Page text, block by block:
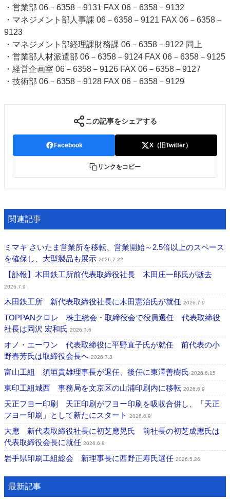
特集・デジタル印刷 ～ 新成長軌道を描く
発刊案内
JFPI印刷用語集 印刷機材年鑑
運営
会社案内
購読・購入申し込み
サイトポリシー
・営業部 06－6358－9131 FAX 06－6358－9132
・マネジメント部人事課 06－6358－9121 FAX 06－6358－
9123
・マネジメント部経理課財務課 06－6358－9122 同上
・営業部人材派遣部 06－6358－9124 FAX 06－6358－9125
・経営企画室 06－6358－9126 FAX 06－6358－9127
・技術部 06－6358－9128 FAX 06－6358－9129
この記事をシェアする
Facebook X（旧Twitter）
リンクをコピー
関連記事
ミマキ さいたま営業所を移転、営業開始～2.5倍以上のスペース
を確保し、大型製品も展示 2026.7.22
【訃報】木田鉄工所前代表取締役社長 木田庄一郎氏が逝去
2026.7.9
木田鉄工所 新代表取締役社長に木田憲治氏が就任 2026.7.9
TOPPANクロレ 株主総会・取締役会で役員選任 代表取締役
社長は岡沢 宏和氏 2026.7.6
オノ・エーワン 代表取締役に平野直子氏が就任 前代表の小
野春芳氏は取締役会長へ 2026.7.3
富山工組 須垣貴雄理事長が退任、後任に東澤善樹氏 2026.6.15
東印工組城西 事務局を文京区の山浦印刷内に移転 2026.6.9
天正フヨー印刷 天正印刷がフヨー印刷を吸収合併し、「天正
フヨー印刷」として新たにスタート
2026.6.9
大應 新代表取締役社長に初芝應晃氏 前社長の初芝成應氏は
代表取締役会長に就任 2026.6.8
岩手県印刷工組総会 新理事長に西野正寿氏選任 2026.5.26
最新記事